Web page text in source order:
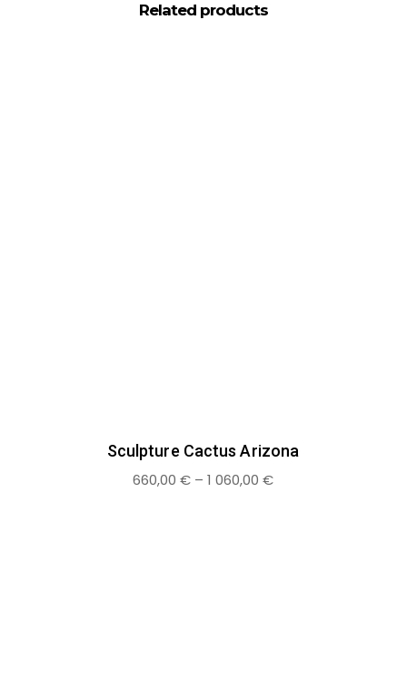
Related products
Sculpture Cactus Arizona
660,00 €– 1 060,00 €